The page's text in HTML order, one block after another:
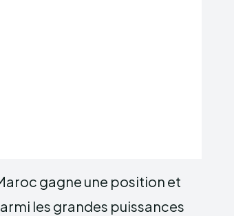
gagne une position et
les grandes puissances